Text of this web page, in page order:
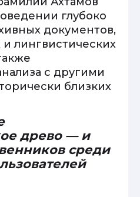
глубоко
документов,
лингвистических
с другими
близких
древо — и
среди